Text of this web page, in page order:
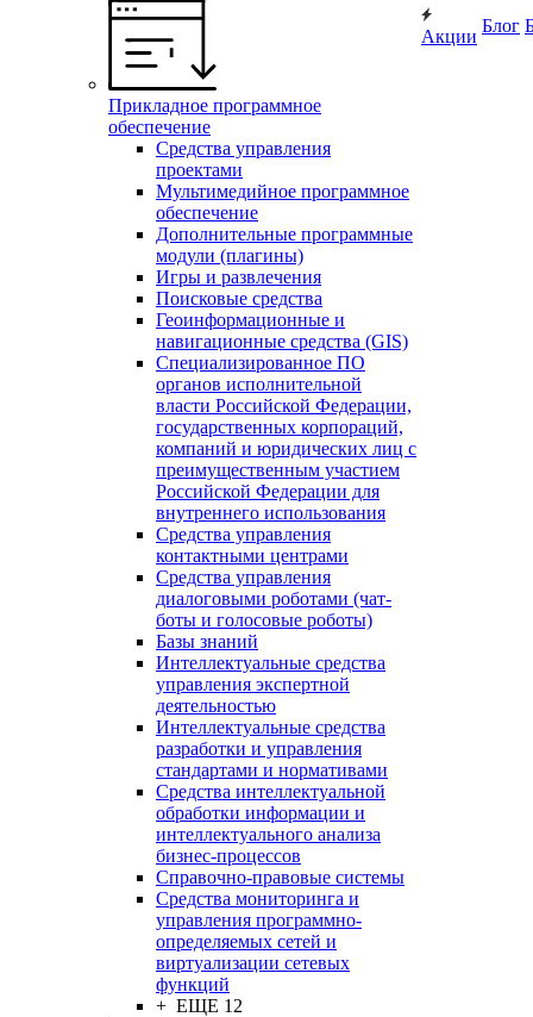
Прикладное программное
обеспечение
Средства управления
проектами
Мультимедийное программное
обеспечение
Дополнительные программные
модули (плагины)
Игры и развлечения
Поисковые средства
Геоинформационные и
навигационные средства (GIS)
Специализированное ПО
органов исполнительной
власти Российской Федерации,
государственных корпораций,
компаний и юридических лиц с
преимущественным участием
Российской Федерации для
внутреннего использования
Средства управления
контактными центрами
Средства управления
диалоговыми роботами (чат-
боты и голосовые роботы)
Базы знаний
Интеллектуальные средства
управления экспертной
деятельностью
Интеллектуальные средства
разработки и управления
стандартами и нормативами
Средства интеллектуальной
обработки информации и
интеллектуального анализа
бизнес-процессов
Справочно-правовые системы
Средства мониторинга и
управления программно-
определяемых сетей и
виртуализации сетевых
функций
+ ЕЩЕ 12
Акции
Блог